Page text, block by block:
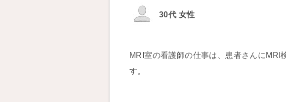
30代 女性
MRI室の看護師の仕事は、患者さんに
す。